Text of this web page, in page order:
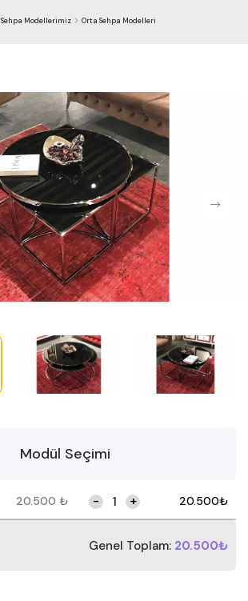
Sehpa Modellerimiz Orta Sehpa Modelleri
Modül Seçimi
20.500 ₺ - + 20.500₺
Genel Toplam: 20.500₺